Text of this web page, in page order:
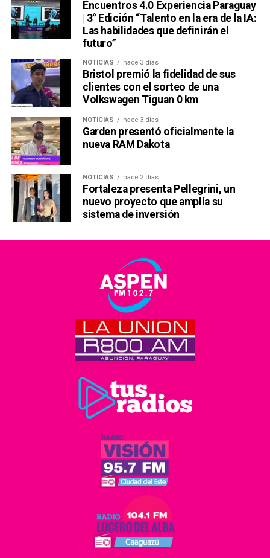
Encuentros 4.0 Experiencia Paraguay
| 3° Edición “Talento en la era de la IA:
Las habilidades que definirán el
futuro”
NOTICIAS hace 3 días
Bristol premió la fidelidad de sus
clientes con el sorteo de una
Volkswagen Tiguan 0 km
NOTICIAS hace 3 días
Garden presentó oficialmente la
nueva RAM Dakota
NOTICIAS hace 2 días
Fortaleza presenta Pellegrini, un
nuevo proyecto que amplía su
sistema de inversión